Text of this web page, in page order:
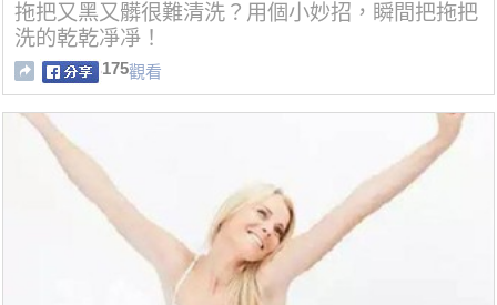
拖把又黑又髒很難清洗？用個小妙招，瞬間把拖把
洗的乾乾凈凈！
175觀看